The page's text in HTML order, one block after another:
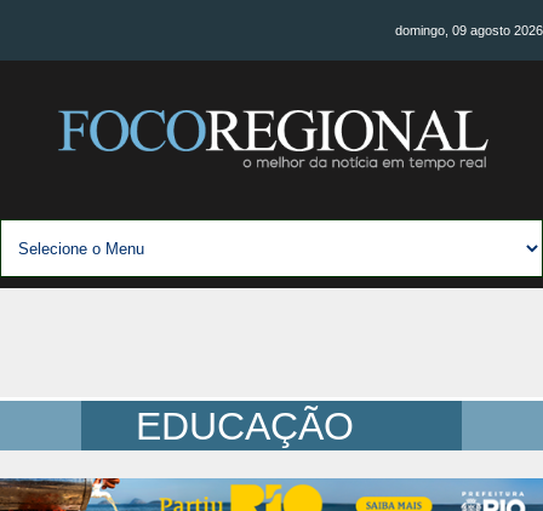
domingo, 09 agosto 2026
EDUCAÇÃO